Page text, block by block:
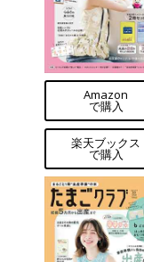
Amazon
で購入
楽天ブックス
で購入